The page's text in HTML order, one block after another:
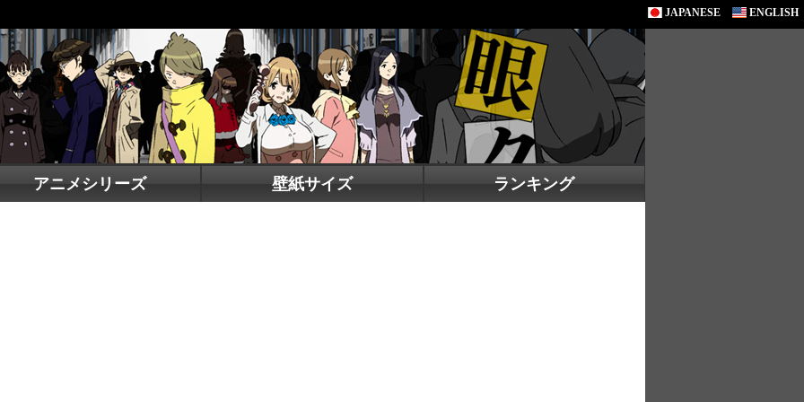
JAPANESE ENGLISH
アニメシリーズ 壁紙サイズ ランキング